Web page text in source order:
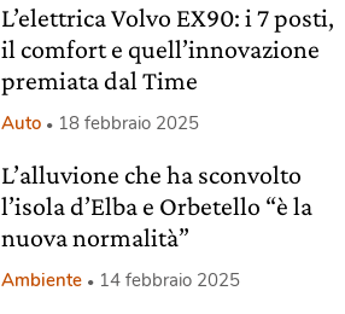
L’elettrica Volvo EX90: i 7 posti,
il comfort e quell’innovazione
premiata dal Time
Auto 18 febbraio 2025
L’alluvione che ha sconvolto
l’isola d’Elba e Orbetello “è la
nuova normalità”
Ambiente 14 febbraio 2025